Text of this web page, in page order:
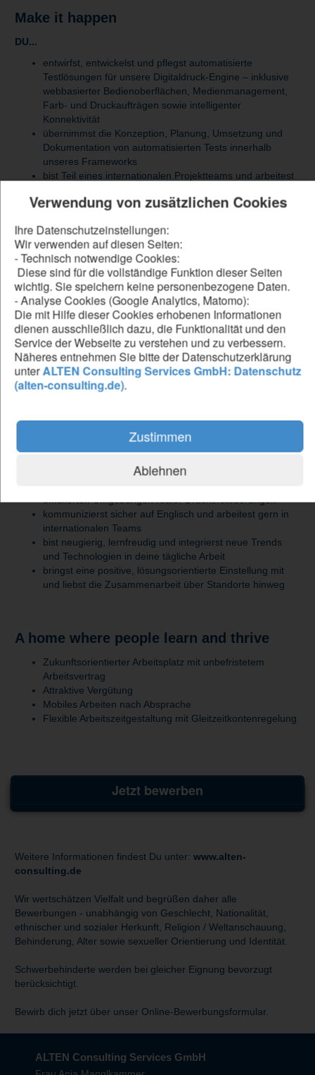
Verwendung von zusätzlichen Cookies
Ihre Datenschutzeinstellungen:
Wir verwenden auf diesen Seiten:
- Technisch notwendige Cookies:
Diese sind für die vollständige Funktion dieser Seiten
wichtig. Sie speichern keine personenbezogene Daten.
- Analyse Cookies (Google Analytics, Matomo):
Die mit Hilfe dieser Cookies erhobenen Informationen
dienen ausschließlich dazu, die Funktionalität und den
Service der Webseite zu verstehen und zu verbessern.
Näheres entnehmen Sie bitte der Datenschutzerklärung
unterALTEN Consulting Services GmbH: Datenschutz
(alten-consulting.de).
Zustimmen
Ablehnen
Make it happen
DU...
entwirfst, entwickelst und pflegst automatisierte
Testlösungen für unsere Digitaldruck-Engine – inklusive
webbasierter Bedienoberflächen, Medienmanagement,
Farb- und Druckaufträgen sowie intelligenter
Konnektivität
übernimmst die Konzeption, Planung, Umsetzung und
Dokumentation von automatisierten Tests innerhalb
unseres Frameworks
bist Teil eines internationalen Projektteams und arbeitest
Service-Mitarbeitern zusammen
jede Funktion unter realen Bedingungen zuverlässig
funktioniert und die hohen Kundenstandards eingehalten
werden
unterstützt die kontinuierliche Verbesserung unserer
Produkte durch Usability-Tests und Integration aktueller
Technologien
Be our forward thinker
DU...
Schnittstellentests und Usability-Testing
emulierten Umgebungen realer Druckersteuerungen
kommunizierst sicher auf Englisch und arbeitest gern in
internationalen Teams
bist neugierig, lernfreudig und integrierst neue Trends
und Technologien in deine tägliche Arbeit
bringst eine positive, lösungsorientierte Einstellung mit
und liebst die Zusammenarbeit über Standorte hinweg
A home where people learn and thrive
Zukunftsorientierter Arbeitsplatz mit unbefristetem
Arbeitsvertrag
Attraktive Vergütung
Mobiles Arbeiten nach Absprache
Flexible Arbeitszeitgestaltung mit Gleitzeitkontenregelung
Jetzt bewerben
Weitere Informationen findest Du unter: www.alten-
consulting.de
Wir wertschätzen Vielfalt und begrüßen daher alle
Bewerbungen - unabhängig von Geschlecht, Nationalität,
ethnischer und sozialer Herkunft, Religion / Weltanschauung,
Behinderung, Alter sowie sexueller Orientierung und Identität.
Schwerbehinderte werden bei gleicher Eignung bevorzugt
berücksichtigt.
Bewirb dich jetzt über unser Online-Bewerbungsformular.
ALTEN Consulting Services GmbH